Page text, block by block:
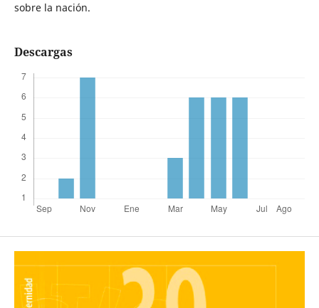
sobre la nación.
Descargas